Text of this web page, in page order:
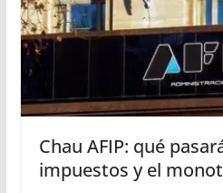
Chau AFIP: qué
impuestos y el